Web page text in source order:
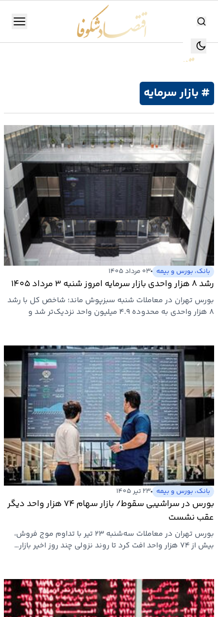
جستجو
منو
تولید
صنعت
انرژی
بانک،
بورس
و
بیمه
اقتصاد
جهان
بازار
و
تجارت
راه
و
مسکن
اقتصاد
ایران
ارتباطات
خودرو
عمومی
نوتیف
شناور
# بازار سرمایه
بانک، بورس و بیمه ۰۳ مرداد ۱۴۰۵
رشد ۸ هزار واحدی بازار سرمایه امروز شنبه ۳ مرداد ۱۴۰۵
بورس تهران در معاملات شنبه سبزپوش ماند؛ شاخص کل با رشد
۸ هزار واحدی به محدوده ۴.۹ میلیون واحد نزدیک‌تر شد و
بانک، بورس و بیمه ۲۳ تیر ۱۴۰۵
بورس در سراشیبی سقوط/ بازار سهام ۷۴ هزار واحد دیگر
عقب نشست
بورس تهران در معاملات سه‌شنبه ۲۳ تیر با تداوم موج فروش،
بیش از ۷۴ هزار واحد افت کرد تا روند نزولی چند روز اخیر بازار…